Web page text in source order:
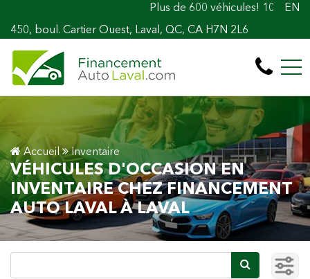
Plus de 600 véhicules! 100% Approuvé
450, boul. Cartier Ouest, Laval, QC, CA H7N 2L6
EN
Accueil Inventaire
VÉHICULES D'OCCASION EN
INVENTAIRE CHEZ FINANCEMENT
AUTO LAVAL À LAVAL